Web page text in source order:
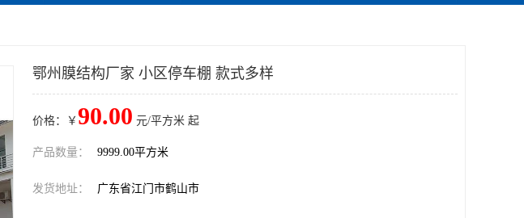
鄂州膜结构厂家 小区停车棚 款式多样
价格：￥ 90.00 元/平方米 起
产品数量： 9999.00平方米
发货地址： 广东省江门市鹤山市